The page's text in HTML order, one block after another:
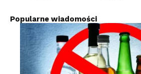
Popularne wiadomości